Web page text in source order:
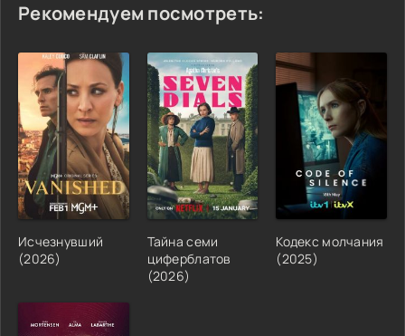
Рекомендуем посмотреть:
Исчезнувший
(2026)
Тайна семи
циферблатов
(2026)
Кодекс молчания
(2025)